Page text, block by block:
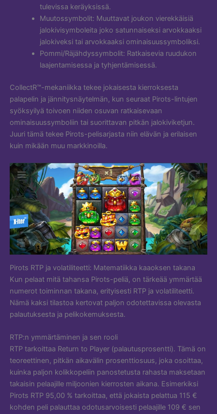
tulevissa keräyksissä.
Muutossymbolit: Muuttavat joukon vierekkäisiä
jalokivisymboleita joko satunnaiseksi arvokkaaksi
jalokiveksi tai arvokkaaksi ominaisuussymboliksi.
Pommi/Räjähdyssymbolit: Ratkaisevia ruudukon
laajentamisessa ja tyhjentämisessä.
CollectR™-mekaniikka tekee jokaisesta kierroksesta
palapelin ja jännitysnäytelmän, kun seuraat Pirots-lintujen
syöksyilyä toivoen niiden osuvan ratkaisevaan
ominaisuussymboliin tai suorittavan pitkän jalokiviketjun.
Juuri tämä tekee Pirots-pelisarjasta niin elävän ja erilaisen
kuin mikään muu markkinoilla.
Pirots RTP ja volatiliteetti: Matematiikka kaaoksen takana
Kun pelaat mitä tahansa Pirots-peliä, on tärkeää ymmärtää
numerot toiminnan takana, erityisesti RTP ja volatiliteetti.
Nämä kaksi tilastoa kertovat paljon odotettavissa olevasta
palautuksesta ja pelikokemuksesta.
RTP:n ymmärtäminen ja sen rooli
RTP tarkoittaa Return to Player (palautusprosentti). Tämä on
teoreettinen, pitkän aikavälin prosenttiosuus, joka osoittaa,
kuinka paljon kolikkopeliin panostetusta rahasta maksetaan
takaisin pelaajille miljoonien kierrosten aikana. Esimerkiksi
Pirots RTP 95,00 % tarkoittaa, että jokaista pelattua 115 €
kohden peli palauttaa odotusarvoisesti pelaajille 109 € sen